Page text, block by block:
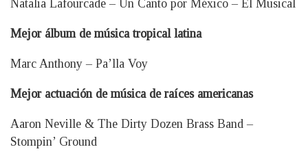
Natalia Lafourcade – Un Canto por México – El Musical
Mejor álbum de música tropical latina
Marc Anthony – Pa’lla Voy
Mejor actuación de música de raíces americanas
Aaron Neville & The Dirty Dozen Brass Band –
Stompin’ Ground